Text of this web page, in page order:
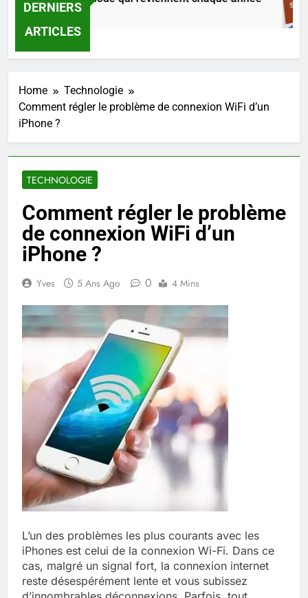
DERNIERS
ARTICLES
Jours Ago
Home
Technologie
Comment régler le problème de connexion WiFi d’un
iPhone ?
TECHNOLOGIE
Comment régler le problème
de connexion WiFi d’un
iPhone ?
Yves 5 Ans Ago 0 4 Mins
L’un des problèmes les plus courants avec les
iPhones est celui de la connexion Wi-Fi. Dans ce
cas, malgré un signal fort, la connexion internet
reste désespérément lente et vous subissez